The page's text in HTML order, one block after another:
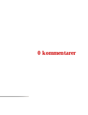
0 kommentarer